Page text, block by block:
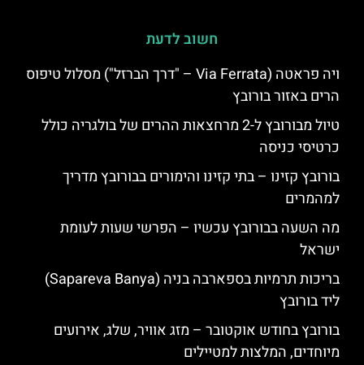
חשוב לדעת
ויה פראטה (Via Ferrata – "דרך הברזל") מסלול טיפוס
הרים באזור בורובץ
טיול מבורובץ ל-2 מרחצאות ההרים של בולגריה כולל
כרטיסי כניסה
בורובץ קזינו – בתי קזינו והימורים בבורובץ מדריך
למהמרים
מה השעה בבורובץ עכשיו – הפרשי שעות לעומת
ישראל
בריכות תרמיות בספארבה בניה (Sapareva Banya)
ליד בורובץ
בורובץ בחודש אוקטובר – מזג אוויר, שלג, אירועים
מיוחדים, המלצות למטיילים